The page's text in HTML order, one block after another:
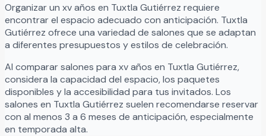
Organizarun xv años en Tuxtla Gutiérrez requiere
encontrar el espacio adecuado con anticipación. Tuxtla
Gutiérrez ofrece una variedad de salones que se adaptan
a diferentes presupuestos y estilos de celebración.
Al comparar salones para xv años en Tuxtla Gutiérrez,
considera la capacidad del espacio, los paquetes
disponibles y la accesibilidad para tus invitados. Los
salones en Tuxtla Gutiérrez suelen recomendarse reservar
con al menos 3 a 6 meses de anticipación, especialmente
en temporada alta.